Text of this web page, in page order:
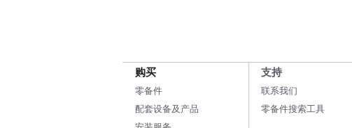
购买
零备件
配套设备及产品
支持
联系我们
零备件搜索工具